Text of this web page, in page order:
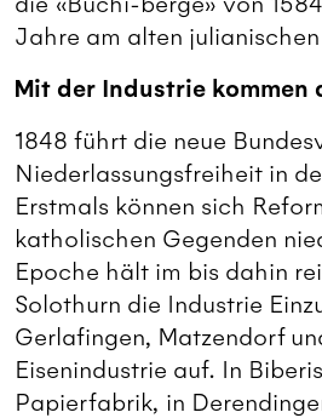
Jahre am alten
Mit der Industrie kommen
1848 führt die neue
Niederlassungsfreiheit in
Erstmals können sich
katholischen Gegenden
Epoche hält im bis dahin
Solothurn die Industrie
Gerlafingen, Matzendorf
Eisenindustrie auf. In
Papierfabrik, in